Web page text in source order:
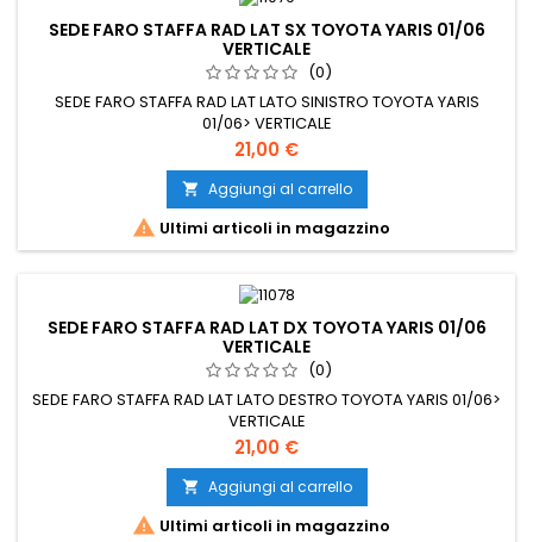
SEDE FARO STAFFA RAD LAT SX TOYOTA YARIS 01/06
VERTICALE
(0)
SEDE FARO STAFFA RAD LAT LATO SINISTRO TOYOTA YARIS
01/06> VERTICALE
Prezzo
21,00 €
 Aggiungi al carrello
 Ultimi articoli in magazzino
SEDE FARO STAFFA RAD LAT DX TOYOTA YARIS 01/06
VERTICALE
(0)
SEDE FARO STAFFA RAD LAT LATO DESTRO TOYOTA YARIS 01/06>
VERTICALE
Prezzo
21,00 €
 Aggiungi al carrello
 Ultimi articoli in magazzino